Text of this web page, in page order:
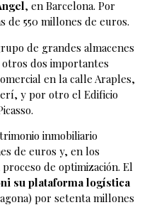
, en Barcelona. Por
de 550 millones de euros.
de grandes almacenes
otros dos importantes
en la calle Araples,
y por otro el Edificio
inmobiliario
de euros y, en los
de optimización. El
su plataforma logística
por setenta millones